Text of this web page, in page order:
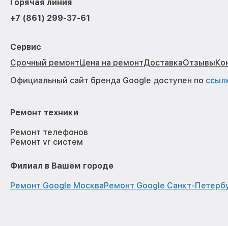
Горячая линия
+7 (861) 299-37-61
Сервис
Срочный ремонтЦена на ремонтДоставкаОтзывы
Официальный сайт бренда Google доступен по
Ремонт техники
Ремонт телефонов
Ремонт vr систем
Филиал в Вашем городе
Ремонт Google МоскваРемонт Google Санкт-